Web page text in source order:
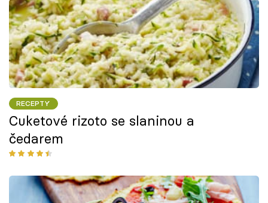
RECEPTY
Cuketové rizoto se slaninou a
čedarem